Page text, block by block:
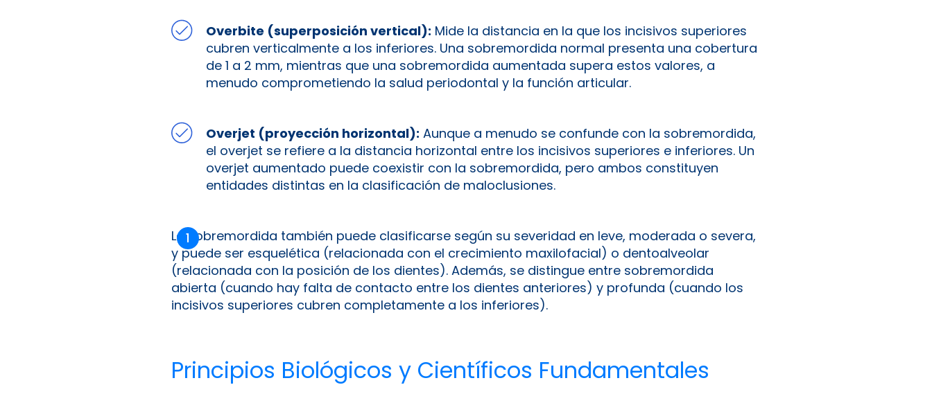
Overbite (superposición vertical): Mide la distancia en la que los incisivos superiores
cubren verticalmente a los inferiores. Una sobremordida normal presenta una cobertura
de 1 a 2 mm, mientras que una sobremordida aumentada supera estos valores, a
menudo comprometiendo la salud periodontal y la función articular.
Overjet (proyección horizontal): Aunque a menudo se confunde con la sobremordida,
el overjet se refiere a la distancia horizontal entre los incisivos superiores e inferiores. Un
overjet aumentado puede coexistir con la sobremordida, pero ambos constituyen
entidades distintas en la clasificación de maloclusiones.
La sobremordida también puede clasificarse según su severidad en leve, moderada o severa,
y puede ser esquelética (relacionada con el crecimiento maxilofacial) o dentoalveolar
(relacionada con la posición de los dientes). Además, se distingue entre sobremordida
abierta (cuando hay falta de contacto entre los dientes anteriores) y profunda (cuando los
incisivos superiores cubren completamente a los inferiores).
Principios Biológicos y Científicos Fundamentales